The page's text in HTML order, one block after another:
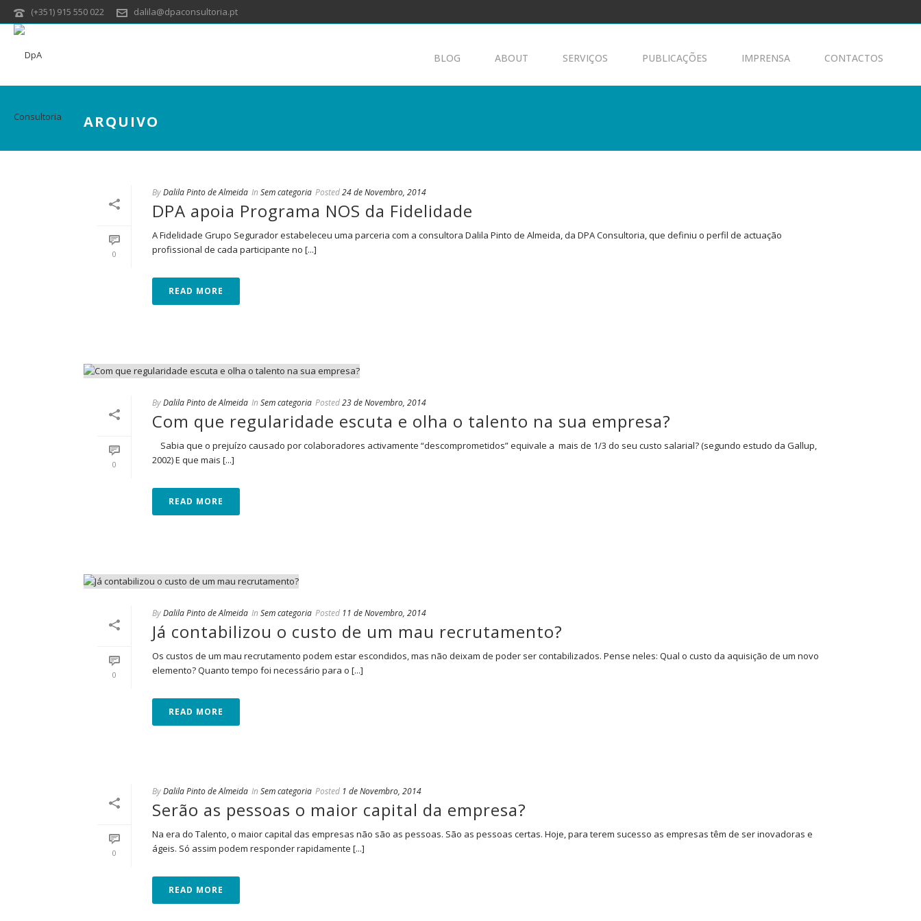
(+351) 915 550 022 dalila@dpaconsultoria.pt
BLOG ABOUT SERVIÇOS PUBLICAÇÕES IMPRENSA CONTACTOS
ARQUIVO
0
ByDalila Pinto de Almeida In Sem categoria Posted24 de Novembro, 2014
DPA apoia Programa NOS da Fidelidade
A Fidelidade Grupo Segurador estabeleceu uma parceria com a consultora Dalila Pinto de Almeida, da DPA Consultoria, que definiu o perfil de actuação
profissional de cada participante no [...]
READ MORE
0
ByDalila Pinto de Almeida In Sem categoria Posted23 de Novembro, 2014
Com que regularidade escuta e olha o talento na sua empresa?
Sabia que o prejuízo causado por colaboradores activamente “descomprometidos” equivale a mais de 1/3 do seu custo salarial? (segundo estudo da Gallup,
2002) E que mais [...]
READ MORE
0
ByDalila Pinto de Almeida In Sem categoria Posted 11 de Novembro, 2014
Já contabilizou o custo de um mau recrutamento?
Os custos de um mau recrutamento podem estar escondidos, mas não deixam de poder ser contabilizados. Pense neles: Qual o custo da aquisição de um novo
elemento? Quanto tempo foi necessário para o [...]
READ MORE
0
ByDalila Pinto de Almeida In Sem categoria Posted 1 de Novembro, 2014
Serão as pessoas o maior capital da empresa?
Na era do Talento, o maior capital das empresas não são as pessoas. São as pessoas certas. Hoje, para terem sucesso as empresas têm de ser inovadoras e
ágeis. Só assim podem responder rapidamente [...]
READ MORE